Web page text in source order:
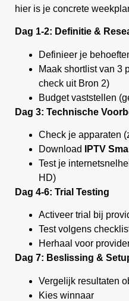
hier is je concrete
Dag 1-2: Definitie &
Definieer je
Maak shortlist van 3
check uit Bron 2)
Budget vaststellen
Dag 3: Technische
Check je apparaten
Download
IPTV
Test je
HD)
Dag 4-6: Trial Testing
Activeer trial bij
Test volgens
Herhaal voor
Dag 7: Beslissing &
Vergelijk resultaten
Kies winnaar